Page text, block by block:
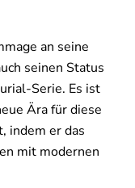
an seine
seinen Status
Serie. Es ist
Ära für diese
indem er das
mit modernen